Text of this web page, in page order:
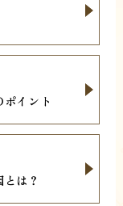
イント
は？